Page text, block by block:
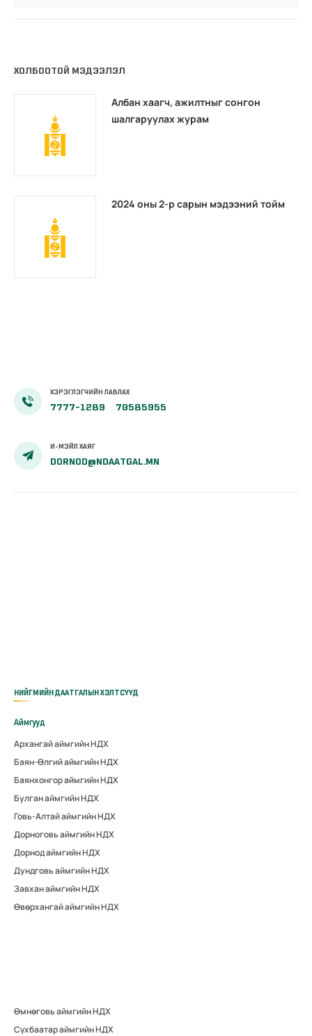
ХОЛБООТОЙ МЭДЭЭЛЭЛ
Албан хаагч, ажилтныг сонгон
шалгаруулах журам
2024 оны 2-р сарын мэдээний тойм
ХЭРЭГЛЭГЧИЙН ЛАВЛАХ
7777-1289 70585955
И-МЭЙЛ ХАЯГ
DORNOD@NDAATGAL.MN
НИЙГМИЙН ДААТГАЛЫН ХЭЛТСҮҮД
Аймгууд
Архангай аймгийн НДХ
Баян-Өлгий аймгийн НДХ
Баянхонгор аймгийн НДХ
Булган аймгийн НДХ
Говь-Алтай аймгийн НДХ
Дорноговь аймгийн НДХ
Дорнод аймгийн НДХ
Дундговь аймгийн НДХ
Завхан аймгийн НДХ
Өвөрхангай аймгийн НДХ
Өмнөговь аймгийн НДХ
Сүхбаатар аймгийн НДХ